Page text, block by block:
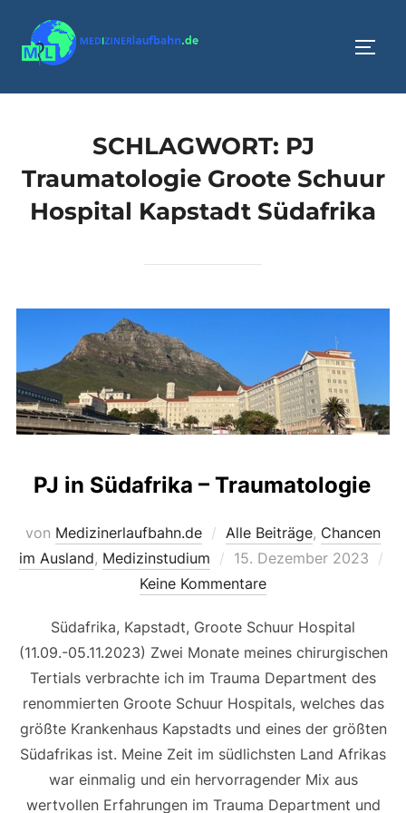
Inhalt
springen
SCHLAGWORT: PJ
Traumatologie Groote Schuur
Hospital Kapstadt Südafrika
PJ in Südafrika – Traumatologie
von Medizinerlaufbahn.de Alle Beiträge, Chancen
im Ausland, Medizinstudium
Veröffentlicht
am
15. Dezember 2023
Keine Kommentare
Südafrika, Kapstadt, Groote Schuur Hospital
(11.09.-05.11.2023) Zwei Monate meines chirurgischen
Tertials verbrachte ich im Trauma Department des
renommierten Groote Schuur Hospitals, welches das
größte Krankenhaus Kapstadts und eines der größten
Südafrikas ist. Meine Zeit im südlichsten Land Afrikas
war einmalig und ein hervorragender Mix aus
wertvollen Erfahrungen im Trauma Department und